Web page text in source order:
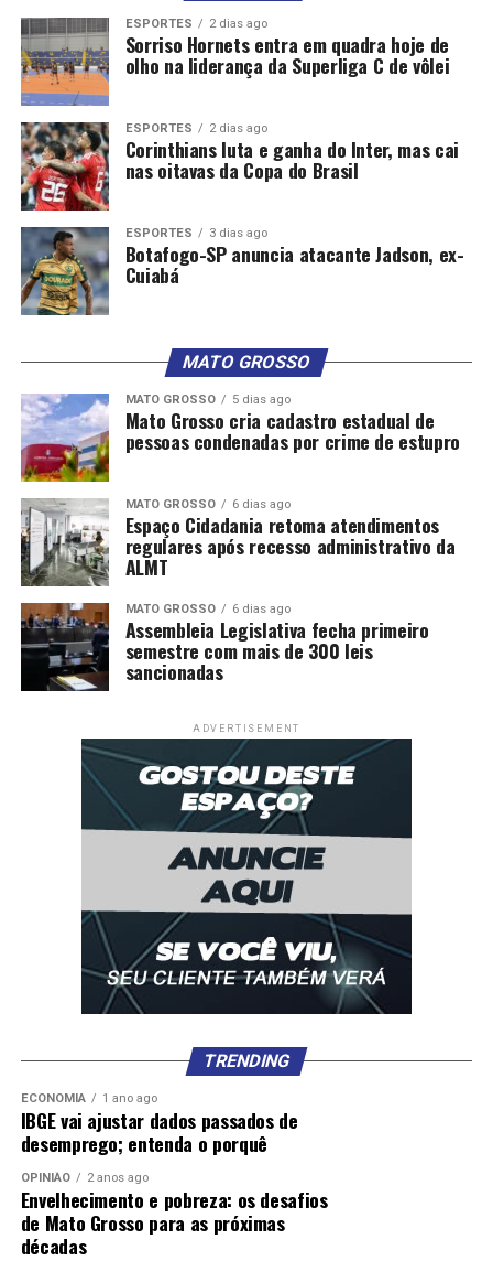
ESPORTES 2 dias ago
Sorriso Hornets entra em quadra hoje de
olho na liderança da Superliga C de vôlei
ESPORTES 2 dias ago
Corinthians luta e ganha do Inter, mas cai
nas oitavas da Copa do Brasil
ESPORTES 3 dias ago
Botafogo-SP anuncia atacante Jadson, ex-
Cuiabá
MATO GROSSO
MATO GROSSO 5 dias ago
Mato Grosso cria cadastro estadual de
pessoas condenadas por crime de estupro
MATO GROSSO 6 dias ago
Espaço Cidadania retoma atendimentos
regulares após recesso administrativo da
ALMT
MATO GROSSO 6 dias ago
Assembleia Legislativa fecha primeiro
semestre com mais de 300 leis
sancionadas
ADVERTISEMENT
TRENDING
ECONOMIA 1 ano ago
IBGE vai ajustar dados passados de
desemprego; entenda o porquê
OPINIÃO 2 anos ago
Envelhecimento e pobreza: os desafios
de Mato Grosso para as próximas
décadas